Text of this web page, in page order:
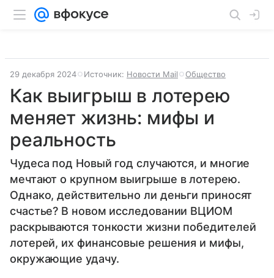
29 декабря 2024 Источник: Новости Mail Общество
Как выигрыш в лотерею
меняет жизнь: мифы и
реальность
Чудеса под Новый год случаются, и многие
мечтают о крупном выигрыше в лотерею.
Однако, действительно ли деньги приносят
счастье? В новом исследовании ВЦИОМ
раскрываются тонкости жизни победителей
лотерей, их финансовые решения и мифы,
окружающие удачу.